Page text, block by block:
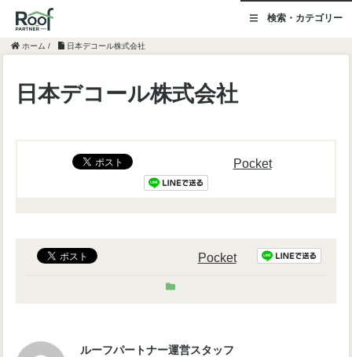
検索・カテゴリー
ホーム / 日本デコール株式会社
日本デコール株式会社
Pocket
Pocket
ルーフパートナー運営スタッフ